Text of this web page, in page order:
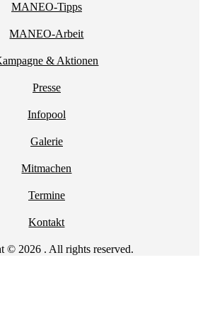
MANEO-Tipps
MANEO-Arbeit
& Aktionen
Presse
Infopool
Galerie
Mitmachen
Termine
Kontakt
© 2026 . All rights reserved.